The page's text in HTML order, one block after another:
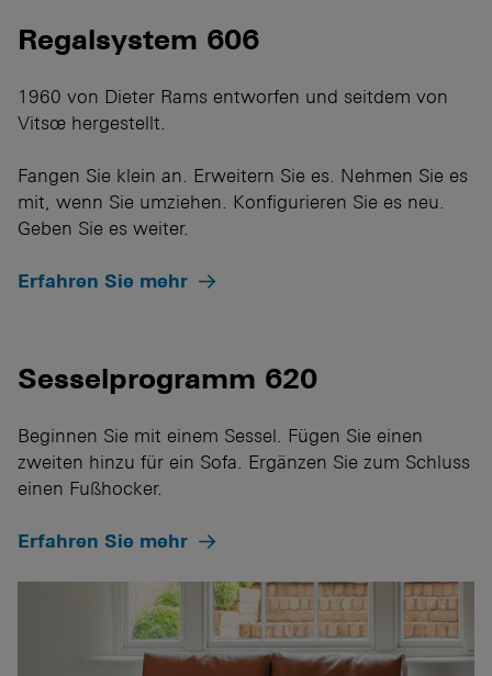
Regalsystem 606
1960 von Dieter Rams entworfen und seitdem von
Vitsœ hergestellt.
Fangen Sie klein an. Erweitern Sie es. Nehmen Sie es
mit, wenn Sie umziehen. Konfigurieren Sie es neu.
Geben Sie es weiter.
Erfahren Sie mehr
Sesselprogramm 620
Beginnen Sie mit einem Sessel. Fügen Sie einen
zweiten hinzu für ein Sofa. Ergänzen Sie zum Schluss
einen Fußhocker.
Erfahren Sie mehr